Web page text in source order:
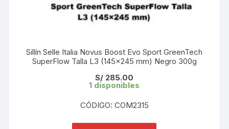
Sillín Selle Italia Novus Boost Evo Sport GreenTech
SuperFlow Talla L3 (145×245 mm) Negro 300g
S/ 285.00
1 disponibles
CÓDIGO: COM2315